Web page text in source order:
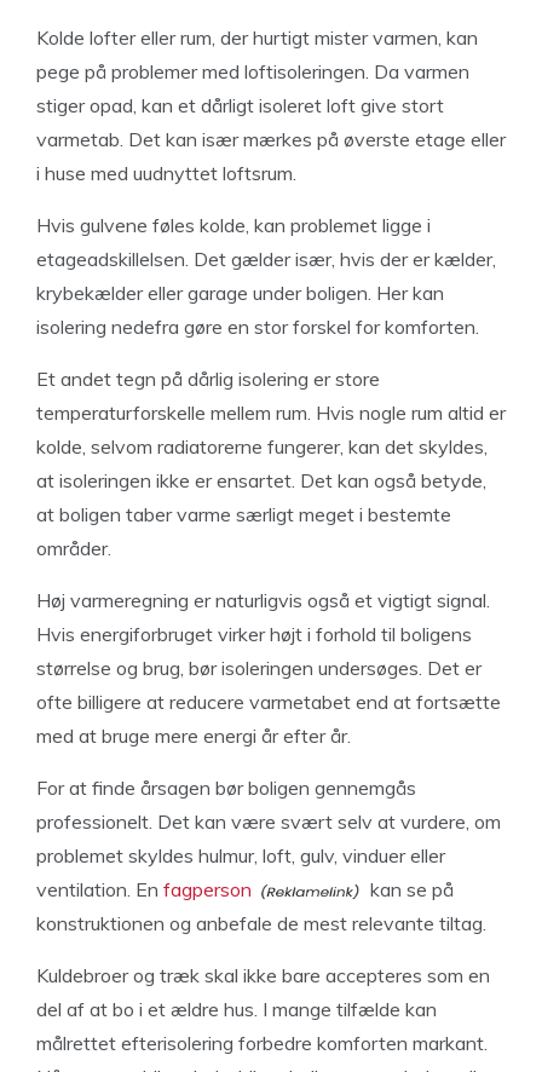
Kolde lofter eller rum, der hurtigt mister varmen, kan
pege på problemer med loftisoleringen. Da varmen
stiger opad, kan et dårligt isoleret loft give stort
varmetab. Det kan især mærkes på øverste etage eller
i huse med uudnyttet loftsrum.
Hvis gulvene føles kolde, kan problemet ligge i
etageadskillelsen. Det gælder især, hvis der er kælder,
krybekælder eller garage under boligen. Her kan
isolering nedefra gøre en stor forskel for komforten.
Et andet tegn på dårlig isolering er store
temperaturforskelle mellem rum. Hvis nogle rum altid er
kolde, selvom radiatorerne fungerer, kan det skyldes,
at isoleringen ikke er ensartet. Det kan også betyde,
at boligen taber varme særligt meget i bestemte
områder.
Høj varmeregning er naturligvis også et vigtigt signal.
Hvis energiforbruget virker højt i forhold til boligens
størrelse og brug, bør isoleringen undersøges. Det er
ofte billigere at reducere varmetabet end at fortsætte
med at bruge mere energi år efter år.
For at finde årsagen bør boligen gennemgås
professionelt. Det kan være svært selv at vurdere, om
problemet skyldes hulmur, loft, gulv, vinduer eller
ventilation. En fagperson
kan se på
konstruktionen og anbefale de mest relevante tiltag.
Kuldebroer og træk skal ikke bare accepteres som en
del af at bo i et ældre hus. I mange tilfælde kan
målrettet efterisolering forbedre komforten markant.